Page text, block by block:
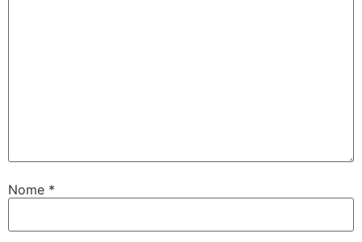
Nome *